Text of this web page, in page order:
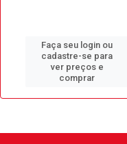
Faça seu login ou
cadastre-se para
ver preços e
comprar